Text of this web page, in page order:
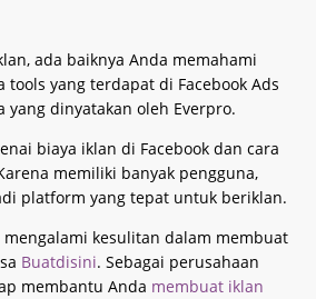
ada baiknya Anda memahami
yang terdapat di Facebook Ads
yang dinyatakan oleh Everpro.
biaya iklan di Facebook dan cara
memiliki banyak pengguna,
platform yang tepat untuk beriklan.
mengalami kesulitan dalam membuat
Buatdisini. Sebagai perusahaan
membantu Anda membuat iklan